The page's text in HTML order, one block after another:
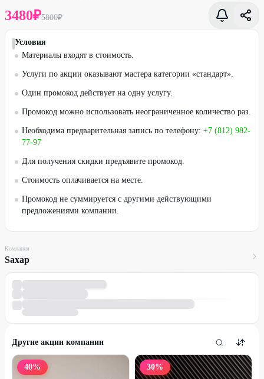
3480₽5800₽
Условия
Материалы входят в стоимость.
Услуги по акции оказывают мастера категории «стандарт».
Один промокод действует на одну услугу.
Промокод можно использовать неограниченное количество раз.
Необходима предварительная запись по телефону: +7 (812) 982-
77-97
Для получения скидки предъявите промокод.
Стоимость оплачивается на месте.
Промокод не суммируется с другими действующими
предложениями компании.
Компания
Sахар
Другие акции компании
40% 30%